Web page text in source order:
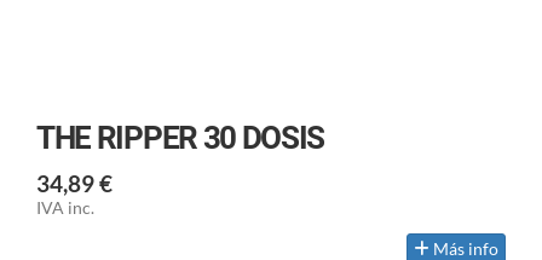
THE RIPPER 30 DOSIS
34,89 €
IVA inc.
Más info